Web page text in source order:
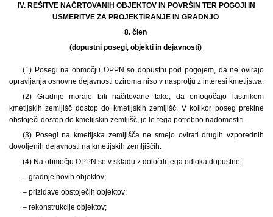
IV. REŠITVE NAČRTOVANIH OBJEKTOV IN POVRŠIN TER POGOJI IN
USMERITVE ZA PROJEKTIRANJE IN GRADNJO
8. člen
(dopustni posegi, objekti in dejavnosti)
(1) Posegi na območju OPPN so dopustni pod pogojem, da ne ovirajo
opravljanja osnovne dejavnosti oziroma niso v nasprotju z interesi kmetijstva.
(2) Gradnje morajo biti načrtovane tako, da omogočajo lastnikom
kmetijskih zemljišč dostop do kmetijskih zemljišč. V kolikor poseg prekine
obstoječi dostop do kmetijskih zemljišč, je le-tega potrebno nadomestiti.
(3) Posegi na kmetijska zemljišča ne smejo ovirati drugih vzporednih
dovoljenih dejavnosti na kmetijskih zemljiščih.
(4) Na območju OPPN so v skladu z določili tega odloka dopustne:
– gradnje novih objektov;
– prizidave obstoječih objektov;
– rekonstrukcije objektov;